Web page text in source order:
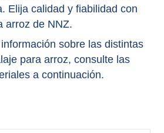
Elija calidad y fiabilidad con
arroz de NNZ.
sobre las distintas
para arroz, consulte las
a continuación.